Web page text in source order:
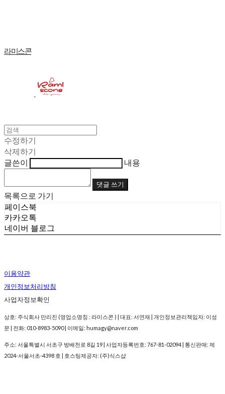
라미스콘
수정하기
삭제하기
글쓴이
내용
댓글 쓰기
목록으로 가기
페이스북
카카오톡
네이버 블로그
이용약관
개인정보처리방침
사업자정보확인
상호: 주식회사 만리진 (영업소명칭 : 라미스콘 ) | 대표: 서연재 | 개인정보관리책임자: 이성
문 | 전화: 010-8983-5090 | 이메일: humagy@naver.com
주소: 서울특별시 서초구 방배천로 8길 19 | 사업자등록번호: 767-81-02094 | 통신판매: 제
2024-서울서초-4398 호 | 호스팅제공자: (주)식스샵